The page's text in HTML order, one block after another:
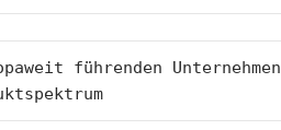
führenden Unternehmen